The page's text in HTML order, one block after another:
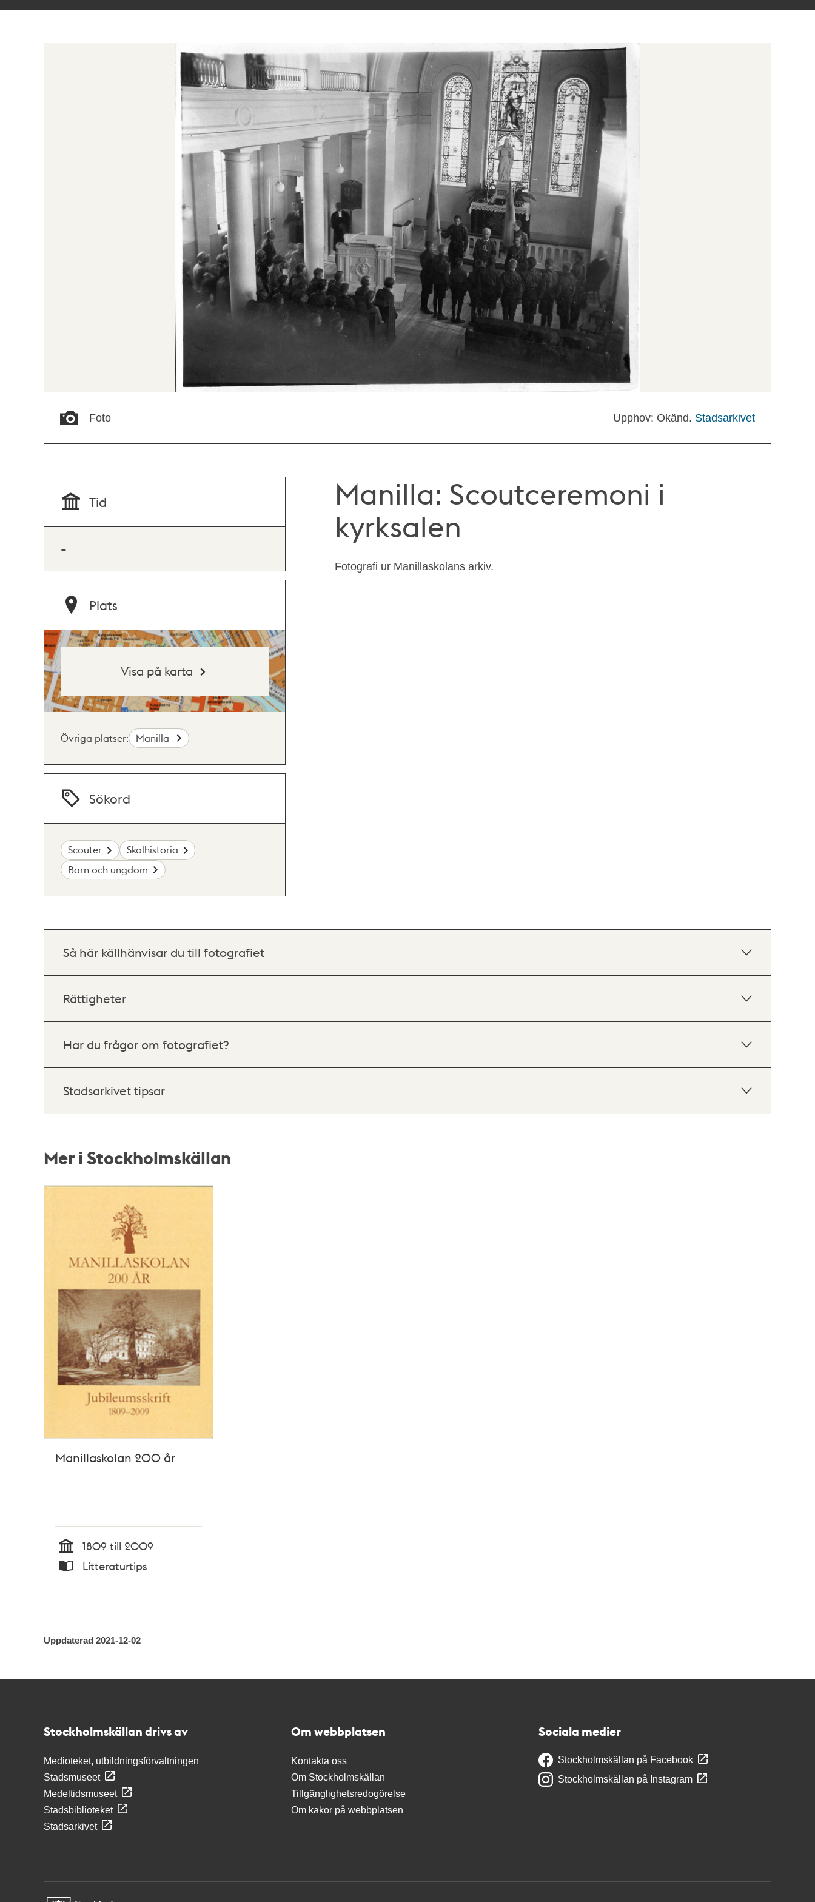
Foto Upphov: Okänd. Stadsarkivet
Manilla: Scoutceremoni i
kyrksalen
Fotografi ur Manillaskolans arkiv.
Tid
-
Plats
Visa på karta
Övriga platser: Manilla
Sökord
Scouter
Skolhistoria
Barn och ungdom
Så här källhänvisar du till fotografiet
Rättigheter
Har du frågor om fotografiet?
Stadsarkivet tipsar
Mer i Stockholmskällan
Manillaskolan 200 år
Tid
1809 till 2009
Typ
Litteraturtips
Uppdaterad 2021-12-02
Stockholmskällan drivs av
Medioteket, utbildningsförvaltningen
Stadsmuseet
Medeltidsmuseet
Stadsbiblioteket
Stadsarkivet
Om webbplatsen
Kontakta oss
Om Stockholmskällan
Tillgänglighetsredogörelse
Om kakor på webbplatsen
Sociala medier
Stockholmskällan på Facebook
Stockholmskällan på Instagram